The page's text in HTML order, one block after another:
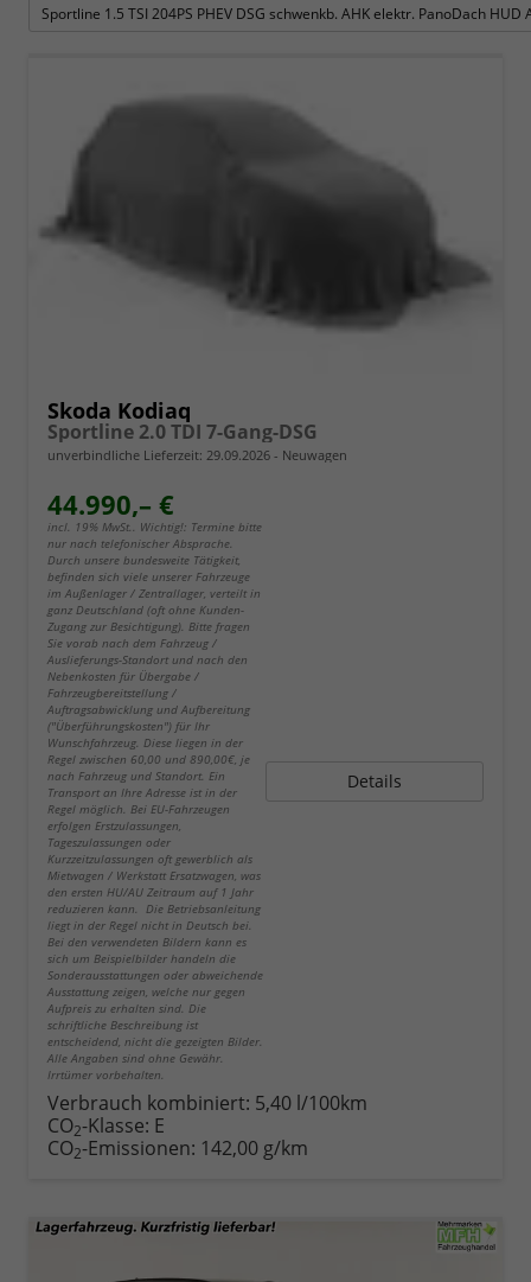
Sportline 1.5 TSI 204PS PHEV DSG schwenkb. AHK elektr. PanoDach
Skoda Kodiaq
Sportline 2.0 TDI 7-Gang-DSG
unverbindliche Lieferzeit: 29.09.2026 Neuwagen
44.990,– €
incl. 19% MwSt.. Wichtig!: Termine bitte
nur nach telefonischer Absprache.
Durch unsere bundesweite Tätigkeit,
befinden sich viele unserer Fahrzeuge
im Außenlager / Zentrallager, verteilt in
ganz Deutschland (oft ohne Kunden-
Zugang zur Besichtigung). Bitte fragen
Sie vorab nach dem Fahrzeug /
Auslieferungs-Standort und nach den
Nebenkosten für Übergabe /
Fahrzeugbereitstellung /
Auftragsabwicklung und Aufbereitung
("Überführungskosten") für Ihr
Wunschfahrzeug. Diese liegen in der
Regel zwischen 60,00 und 890,00€, je
nach Fahrzeug und Standort. Ein
Transport an Ihre Adresse ist in der
Regel möglich. Bei EU-Fahrzeugen
erfolgen Erstzulassungen,
Tageszulassungen oder
Kurzzeitzulassungen oft gewerblich als
Mietwagen / Werkstatt Ersatzwagen, was
den ersten HU/AU Zeitraum auf 1 Jahr
reduzieren kann. Die Betriebsanleitung
liegt in der Regel nicht in Deutsch bei.
Bei den verwendeten Bildern kann es
sich um Beispielbilder handeln die
Sonderausstattungen oder abweichende
Ausstattung zeigen, welche nur gegen
Aufpreis zu erhalten sind. Die
schriftliche Beschreibung ist
entscheidend, nicht die gezeigten Bilder.
Alle Angaben sind ohne Gewähr.
Irrtümer vorbehalten.
Details
Verbrauch kombiniert: 5,40 l/100km
CO2-Klasse: E
CO2-Emissionen: 142,00 g/km